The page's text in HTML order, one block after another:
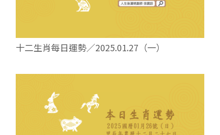
十二生肖每日運勢／2025.01.27（一）